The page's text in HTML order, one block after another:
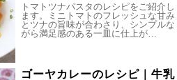
トマトツナパスタのレシピをご紹介し
ます。ミニトマトのフレッシュな甘み
とツナの旨味が合わさり、シンプルな
がら満足感のある一皿に仕上が…
ゴーヤカレーのレシピ｜牛乳